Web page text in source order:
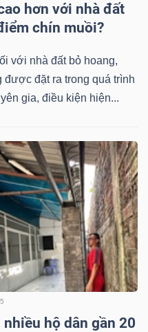
hơn với nhà đất
chín muồi?
với nhà đất bỏ hoang,
đặt ra trong quá trình
gia, điều kiện hiện...
hộ dân gần 20